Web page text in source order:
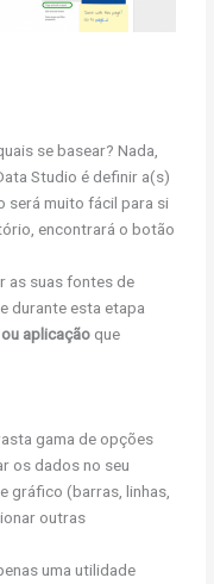
se basear? Nada,
Studio é definir a(s)
será muito fácil para si
encontrará o botão
as suas fontes de
durante esta etapa
aplicação que
gama de opções
os dados no seu
gráfico (barras, linhas,
outras
uma utilidade